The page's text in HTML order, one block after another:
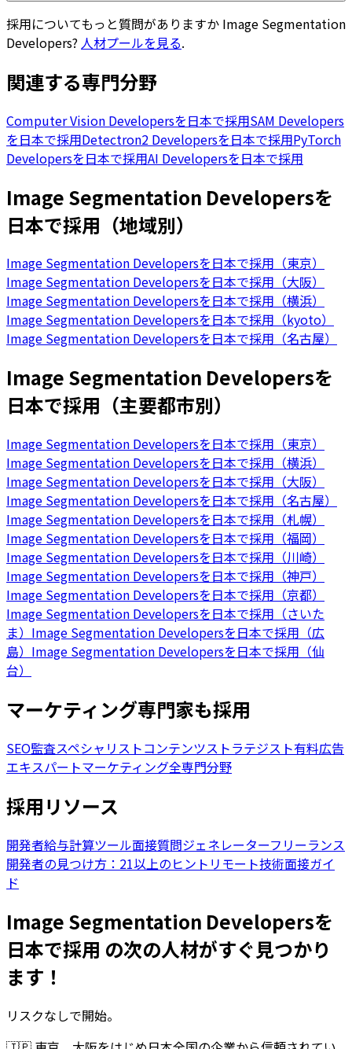
採用についてもっと質問がありますか Image Segmentation
Developers? 人材プールを見る.
関連する専門分野
Computer Vision Developersを日本で採用SAM Developers
を日本で採用Detectron2 Developersを日本で採用PyTorch
Developersを日本で採用AI Developersを日本で採用
Image Segmentation Developersを
日本で採用（地域別）
Image Segmentation Developersを日本で採用（東京）
Image Segmentation Developersを日本で採用（大阪）
Image Segmentation Developersを日本で採用（横浜）
Image Segmentation Developersを日本で採用（kyoto）
Image Segmentation Developersを日本で採用（名古屋）
Image Segmentation Developersを
日本で採用（主要都市別）
Image Segmentation Developersを日本で採用（東京）
Image Segmentation Developersを日本で採用（横浜）
Image Segmentation Developersを日本で採用（大阪）
Image Segmentation Developersを日本で採用（名古屋）
Image Segmentation Developersを日本で採用（札幌）
Image Segmentation Developersを日本で採用（福岡）
Image Segmentation Developersを日本で採用（川崎）
Image Segmentation Developersを日本で採用（神戸）
Image Segmentation Developersを日本で採用（京都）
Image Segmentation Developersを日本で採用（さいた
ま） Image Segmentation Developersを日本で採用（広
島） Image Segmentation Developersを日本で採用（仙
台）
マーケティング専門家も採用
SEO監査スペシャリストコンテンツストラテジスト有料広告
エキスパートマーケティング全専門分野
採用リソース
開発者給与計算ツール面接質問ジェネレーターフリーランス
開発者の見つけ方：21以上のヒント リモート技術面接ガイ
ド
Image Segmentation Developersを
日本で採用 の次の人材がすぐ見つかり
ます！
リスクなしで開始。